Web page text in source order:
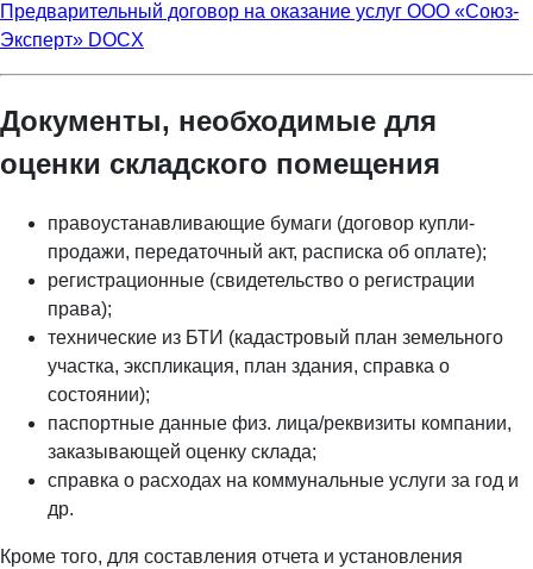
Предварительный договор на оказание услуг ООО «Союз-
Эксперт» DOCX
Документы, необходимые для
оценки складского помещения
правоустанавливающие бумаги (договор купли-
продажи, передаточный акт, расписка об оплате);
регистрационные (свидетельство о регистрации
права);
технические из БТИ (кадастровый план земельного
участка, экспликация, план здания, справка о
состоянии);
паспортные данные физ. лица/реквизиты компании,
заказывающей оценку склада;
справка о расходах на коммунальные услуги за год и
др.
Кроме того, для составления отчета и установления